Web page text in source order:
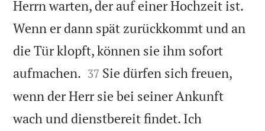
Herrn warten, der auf einer Hochzeit ist.
Wenn er dann spät zurückkommt und an
die Tür klopft, können sie ihm sofort
aufmachen. 

37 Sie dürfen sich freuen,
wenn der Herr sie bei seiner Ankunft
wach und dienstbereit findet. Ich